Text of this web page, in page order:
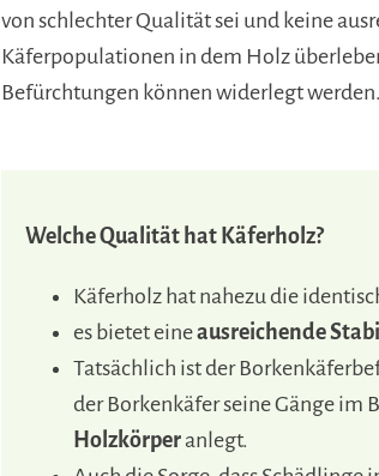
von schlechter Qualität sei und keine
Käferpopulationen in dem Holz
Befürchtungen können widerlegt werden.
Welche Qualität hat Käferholz?
Käferholz hat nahezu die
es bietet eineausreichende
Tatsächlich ist der
der Borkenkäfer seine Gänge im
Holzkörper anlegt.